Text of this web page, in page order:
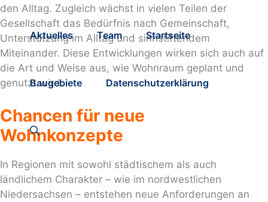
Aktuelles Team Startseite
Baugebiete Datenschutzerklärung
den Alltag. Zugleich wächst in vielen Teilen der
Gesellschaft das Bedürfnis nach Gemeinschaft,
Unterstützung im Alltag und sinnstiftendem
Miteinander. Diese Entwicklungen wirken sich auch auf
die Art und Weise aus, wie Wohnraum geplant und
genutzt wird.
Chancen für neue
Wohnkonzepte
In Regionen mit sowohl städtischem als auch
ländlichem Charakter – wie im nordwestlichen
Niedersachsen – entstehen neue Anforderungen an